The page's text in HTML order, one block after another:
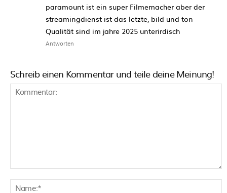
paramount ist ein super Filmemacher aber der
streamingdienst ist das letzte, bild und ton
Qualität sind im jahre 2025 unterirdisch
Antworten
Schreib einen Kommentar und teile deine Meinung!